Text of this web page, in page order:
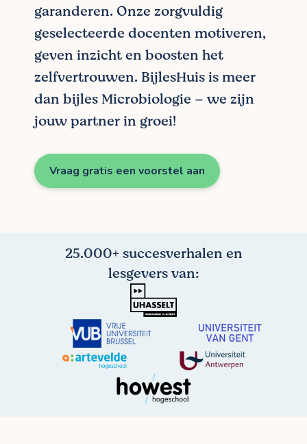
garanderen. Onze zorgvuldig
geselecteerde docenten motiveren,
geven inzicht en boosten het
zelfvertrouwen. BijlesHuis is meer
dan bijles Microbiologie – we zijn
jouw partner in groei!
Vraag gratis een voorstel aan
25.000+ succesverhalen en
lesgevers van: